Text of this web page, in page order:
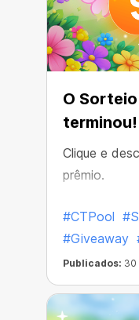
O
terminou!
Clique e
prêmio.
#CTPool
#Giveaway
Publicados: 30